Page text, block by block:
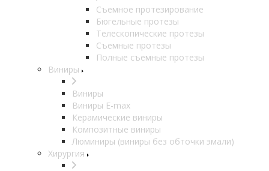
Съемное протезирование
Бюгельные протезы
Телескопические протезы
Съемные протезы
Полные съемные протезы
Виниры
Виниры
Виниры E-max
Керамические виниры
Композитные виниры
Люминиры (виниры без обточки эмали)
Хирургия